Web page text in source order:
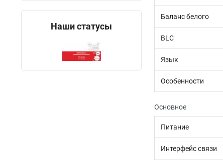
Наши статусы
Баланс белого
BLC
Язык
Особенности
Основное
Питание
Интерфейс связи